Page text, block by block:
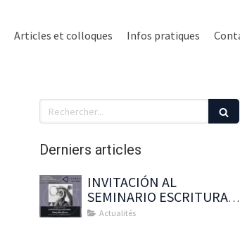
Articles et colloques Infos pratiques
Rechercher
Derniers articles
INVITACIÓN AL
SEMINARIO ESCRITURA
DEL NUDO BORROMEO
Actualités